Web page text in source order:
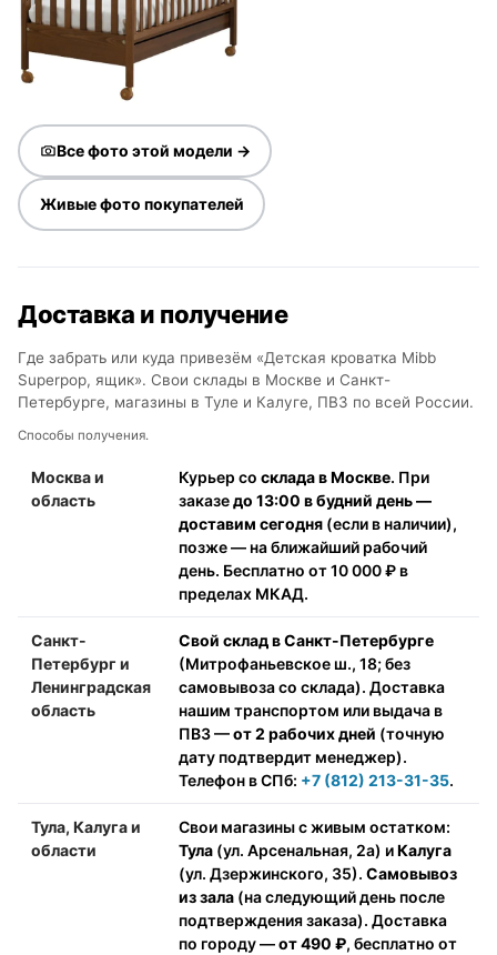
Все фото этой модели →
Живые фото покупателей
Доставка и получение
Где забрать или куда привезём «Детская кроватка Mibb
Superpop, ящик». Свои склады в Москве и Санкт-
Петербурге, магазины в Туле и Калуге, ПВЗ по всей России.
Способы получения.
Москва и
область
Курьер со склада в Москве. При
заказедо 13:00 в будний день —
доставим сегодня (если в наличии),
позже — на ближайший рабочий
день. Бесплатно от 10 000 ₽ в
пределах МКАД.
Санкт-
Петербург и
Ленинградская
область
Свой склад в Санкт-Петербурге
(Митрофаньевское ш., 18; без
самовывоза со склада). Доставка
нашим транспортом или выдача в
ПВЗ —от 2 рабочих дней (точную
дату подтвердит менеджер).
Телефон в СПб: +7 (812) 213-31-35.
Тула, Калуга и
области
Свои магазины с живым остатком:
Тула (ул. Арсенальная, 2а) иКалуга
(ул. Дзержинского, 35). Самовывоз
из зала (на следующий день после
подтверждения заказа). Доставка
по городу —от 490 ₽, бесплатно от